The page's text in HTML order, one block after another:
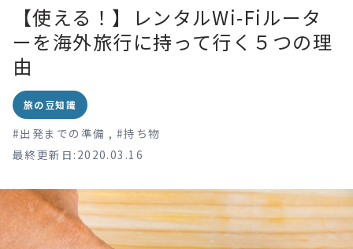
【使える！】レンタルWi-Fiルータ
ーを海外旅行に持って行く５つの理
由
旅の豆知識
#出発までの準備 , #持ち物
最終更新日:2020.03.16